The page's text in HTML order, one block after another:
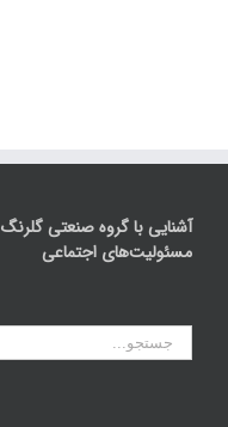
آشنایی با گروه صنعتی گلرنگ
مسئولیت‌های اجتماعی
جستجو
برای: